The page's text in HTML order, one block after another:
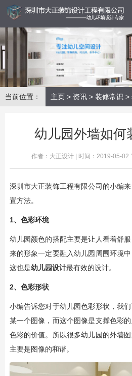
当前位置： 主页 > 资讯 > 装修常识 >
幼儿园外墙如何
作者：大正设计 | 时间：2019-05-02
深圳市大正装饰工程有限公司的小编
置方法。
1、色彩环境
幼儿园颜色的搭配主要是让人看着舒
来的形象一定要融入幼儿园周围环境
这也是幼儿园设计最有效的设计。
2、色彩形状
小编告诉您对于幼儿园色彩形状，我
某一个图像，而这个图像是支撑色彩
色彩的价值。所以很多幼儿园的外墙
主要是图像的和谐。